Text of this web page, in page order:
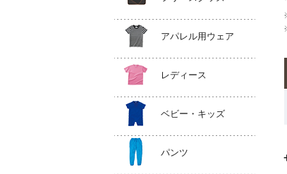
アパレル用ウェア
レディース
ベビー・キッズ
パンツ